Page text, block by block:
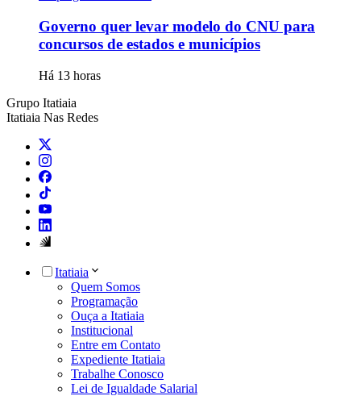
Governo quer levar modelo do CNU para
concursos de estados e municípios
Há 13 horas
Grupo Itatiaia
Itatiaia Nas Redes
Itatiaia
Quem Somos
Programação
Ouça a Itatiaia
Institucional
Entre em Contato
Expediente Itatiaia
Trabalhe Conosco
Lei de Igualdade Salarial